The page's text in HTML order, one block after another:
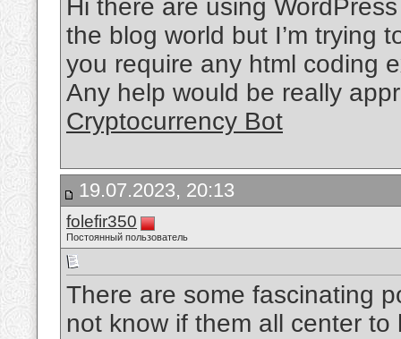
Hi there are using
the blog world but I’m trying
you require any html coding
Any help would be really
Cryptocurrency Bot
19.07.2023, 20:13
folefir350
Постоянный пользователь
There are some fascinating
not know if them all center